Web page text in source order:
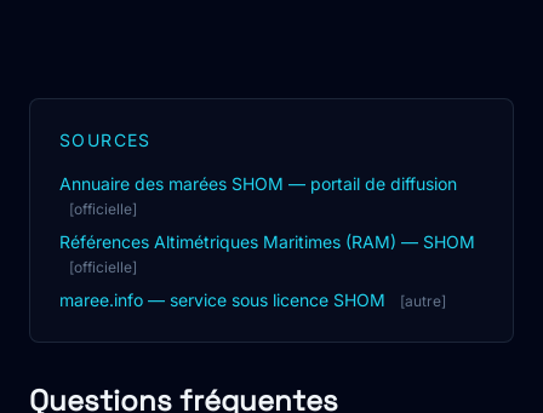
SOURCES
Annuaire des marées SHOM — portail de diffusion
[officielle]
Références Altimétriques Maritimes (RAM) — SHOM
[officielle]
maree.info — service sous licence SHOM [autre]
Questions fréquentes